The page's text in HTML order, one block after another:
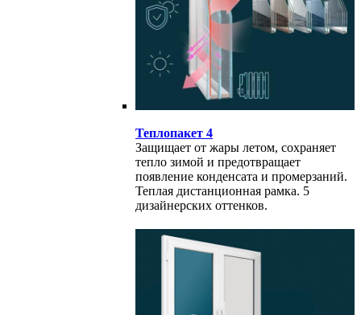
Теплопакет 4
Защищает от жары летом, сохраняет
тепло зимой и предотвращает
появление конденсата и промерзаний.
Теплая дистанционная рамка. 5
дизайнерских оттенков.